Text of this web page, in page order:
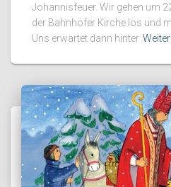
Johannisfeuer. Wir gehen um
der Bahnhöfer Kirche los und
Uns erwartet dann hinter